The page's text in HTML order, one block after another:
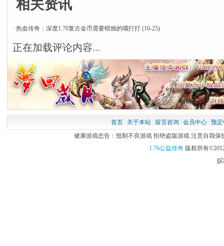
相关资讯
·热血传奇：深度1.70复古金币需要蜡烛的哦打打 (10-25)
正在加载评论内容...
首页| 关于本站| 留言咨询 会员中心| 预
健康游戏忠告：抵制不良游戏 拒绝盗版游戏 注意自我保
1.76公益传奇版权所有
皖